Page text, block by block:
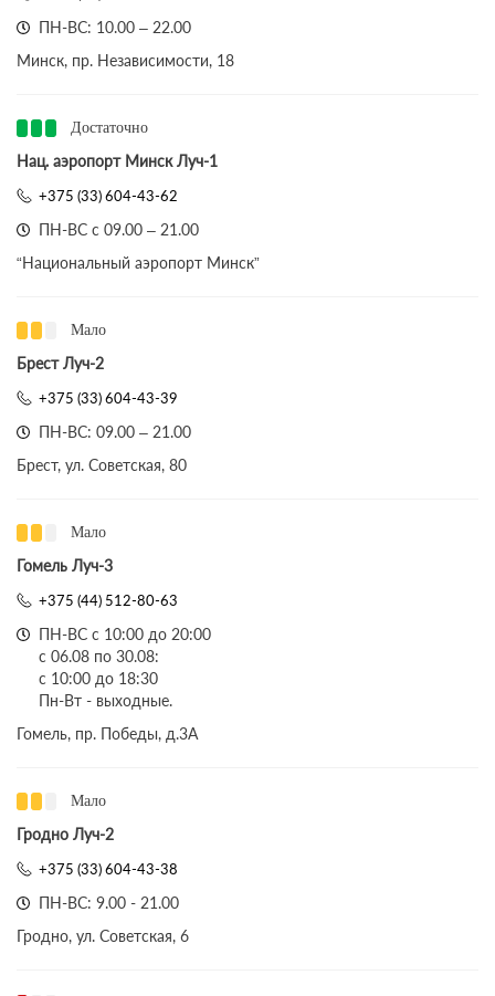
ПН-ВС: 10.00 – 22.00
Минск, пр. Независимости, 18
Достаточно
Нац. аэропорт Минск Луч-1
+375 (33) 604-43-62
ПН-ВС с 09.00 – 21.00
“Национальный аэропорт Минск”
Мало
Брест Луч-2
+375 (33) 604-43-39
ПН-ВС: 09.00 – 21.00
Брест, ул. Советская, 80
Мало
Гомель Луч-3
+375 (44) 512-80-63
ПН-ВС с 10:00 до 20:00
с 06.08 по 30.08:
с 10:00 до 18:30
Пн-Вт - выходные.
Гомель, пр. Победы, д.3A
Мало
Гродно Луч-2
+375 (33) 604-43-38
ПН-ВС: 9.00 - 21.00
Гродно, ул. Советская, 6